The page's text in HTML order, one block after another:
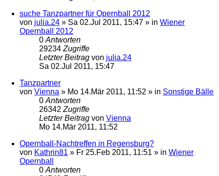
suche Tanzpartner für Opernball 2012
von julia.24 » Sa 02.Jul 2011, 15:47 » in Wiener
Opernball 2012
0 Antworten
29234 Zugriffe
Letzter Beitrag von julia.24
Sa 02.Jul 2011, 15:47
Tanzpartner
von Vienna » Mo 14.Mär 2011, 11:52 » in Sonstige Bälle
0 Antworten
26342 Zugriffe
Letzter Beitrag von Vienna
Mo 14.Mär 2011, 11:52
Opernball-Nachtreffen in Regensburg?
von Kathrin81 » Fr 25.Feb 2011, 11:51 » in Wiener
Opernball
0 Antworten